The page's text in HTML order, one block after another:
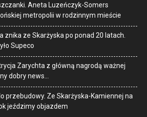
Aneta Luzeńczyk-Somers
metropolii w rodzinnym mieście
znika ze Skarżyska po ponad 20 latach.
Supeco
Zarychta z główną nagrodą ważnej
dobry news…
przebudowy. Ze Skarżyska-Kamiennej na
jeździmy objazdem